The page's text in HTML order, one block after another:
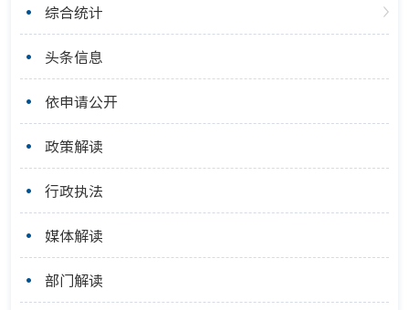
综合统计
头条信息
依申请公开
政策解读
行政执法
媒体解读
部门解读